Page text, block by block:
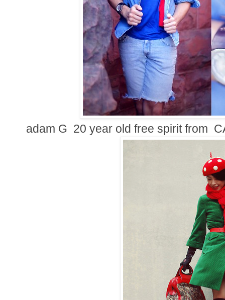
adam G 20 year old free spirit from